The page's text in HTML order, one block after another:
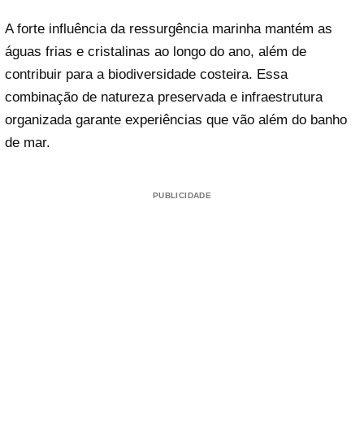
A forte influência da ressurgência marinha mantém as
águas frias e cristalinas ao longo do ano, além de
contribuir para a biodiversidade costeira. Essa
combinação de natureza preservada e infraestrutura
organizada garante experiências que vão além do banho
de mar.
PUBLICIDADE